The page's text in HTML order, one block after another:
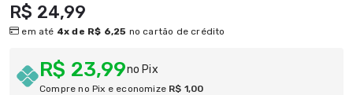
R$ 24,99
em até 4x de R$ 6,25 no cartão de crédito
R$ 23,99no Pix
Compre no Pix e economize R$ 1,00